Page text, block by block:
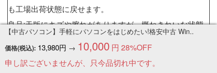
も工場出荷状態に戻せます。
良品:天版にキズや擦れがありますが、概ねきれいな状態
【中古パソコン】手軽にパソコンをはじめたい!格安中古 Win..
価格(税込): 13,980円 → 10,000 円 28%OFF
申し訳ございませんが、只今品切れ中です。